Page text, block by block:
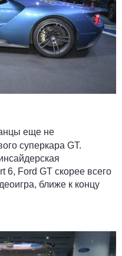
еще не
суперкара GT.
6, Ford GT скорее всего
ближе к концу